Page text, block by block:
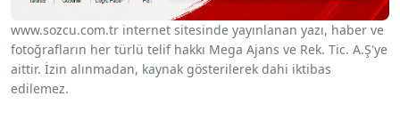
www.sozcu.com.tr internet sitesinde yayınlanan yazı, haber ve
fotoğrafların her türlü telif hakkı Mega Ajans ve Rek. Tic. A.Ş'ye
aittir. İzin alınmadan, kaynak gösterilerek dahi iktibas
edilemez.